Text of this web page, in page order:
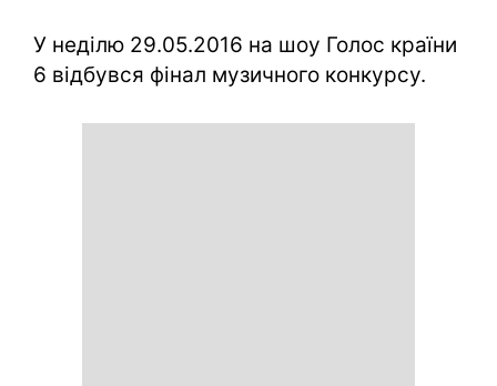
У неділю 29.05.2016 на шоу Голос країни
6 відбувся фінал музичного конкурсу.